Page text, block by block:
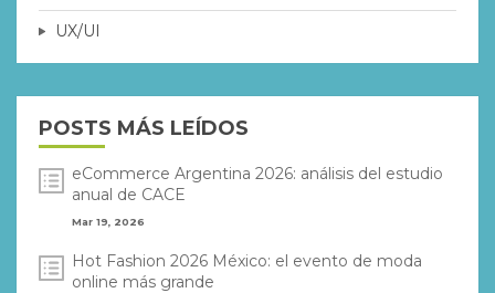
UX/UI
POSTS MÁS LEÍDOS
eCommerce Argentina 2026: análisis del estudio
anual de CACE
Mar 19, 2026
Hot Fashion 2026 México: el evento de moda
online más grande